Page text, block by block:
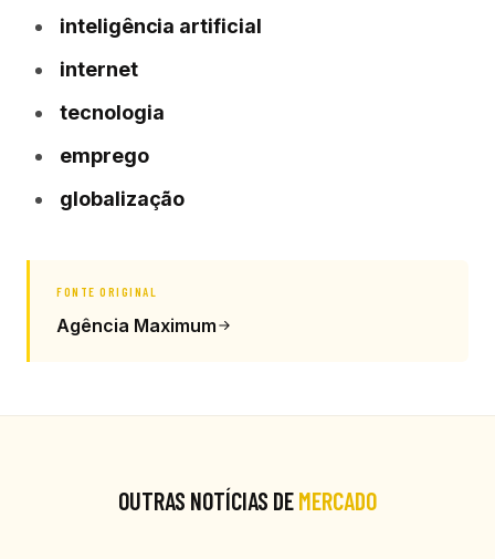
inteligência artificial
internet
tecnologia
emprego
globalização
FONTE ORIGINAL
Agência Maximum
OUTRAS NOTÍCIAS DEMERCADO